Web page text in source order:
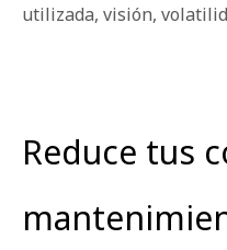
utilizada, visión,
Reduce tus